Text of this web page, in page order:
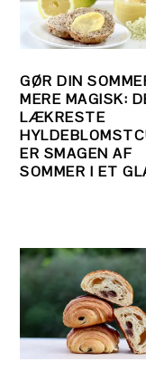
GØR DIN
MERE MAGISK:
LÆKRESTE
ER SMAGEN AF
SOMMER I ET